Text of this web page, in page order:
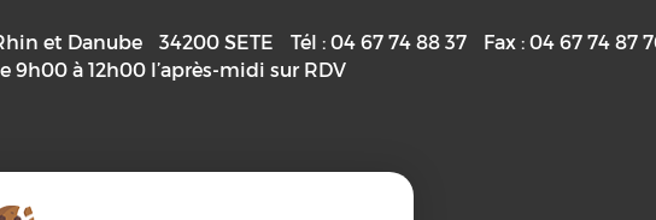
et Danube 34200 SETE Tél :04 67 74 88 37 Fax :04 67 74 87
à 12h00 l’après-midi sur RDV